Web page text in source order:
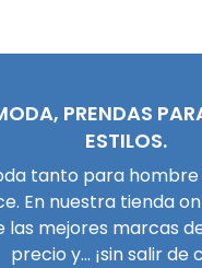
PRENDAS
ESTILOS.
tanto para
En nuestra tienda
las mejores marcas
precio y... ¡sin salir de